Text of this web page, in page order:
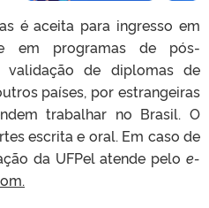
é aceita para ingresso em
em programas de pós-
validação de diplomas de
países, por estrangeiras
trabalhar no Brasil. O
escrita e oral. Em caso de
da UFPel atende pelo e-